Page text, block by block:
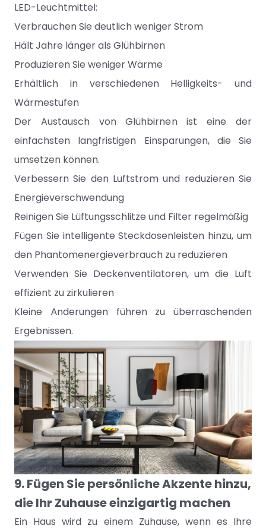
LED-Leuchtmittel:
Verbrauchen Sie deutlich weniger Strom
Hält Jahre länger als Glühbirnen
Produzieren Sie weniger Wärme
Erhältlich in verschiedenen Helligkeits- und
Wärmestufen
Der Austausch von Glühbirnen ist eine der
einfachsten langfristigen Einsparungen, die Sie
umsetzen können.
Verbessern Sie den Luftstrom und reduzieren Sie
Energieverschwendung
Reinigen Sie Lüftungsschlitze und Filter regelmäßig
Fügen Sie intelligente Steckdosenleisten hinzu, um
den Phantomenergieverbrauch zu reduzieren
Verwenden Sie Deckenventilatoren, um die Luft
effizient zu zirkulieren
Kleine Änderungen führen zu überraschenden
Ergebnissen.
9. Fügen Sie persönliche Akzente hinzu,
die Ihr Zuhause einzigartig machen
Ein Haus wird zu einem Zuhause, wenn es Ihre